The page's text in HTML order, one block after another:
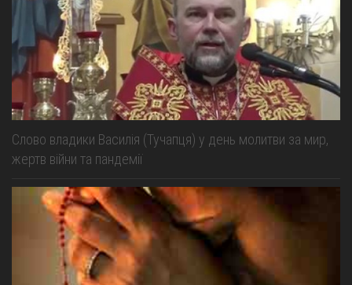
Слово владики Василія (Тучапця) у день молитви за мир,
жертв війни та пандемії